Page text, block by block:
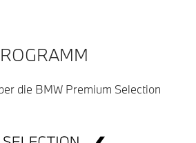
die BMW Premium Selection